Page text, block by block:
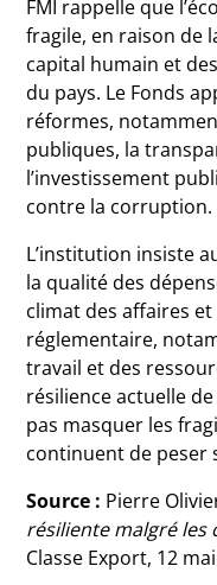
FMI rappelle que
fragile, en raison de
capital humain et
du pays. Le Fonds
réformes,
publiques, la
l’investissement
contre la corruption.
L’institution insiste
la qualité des
climat des affaires
réglementaire,
travail et des
résilience actuelle
pas masquer les
continuent de peser
Source : Pierre
résiliente malgré les
Classe Export, 12